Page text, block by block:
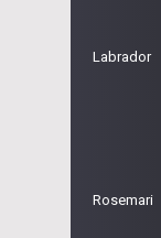
Labrador
Rosemari